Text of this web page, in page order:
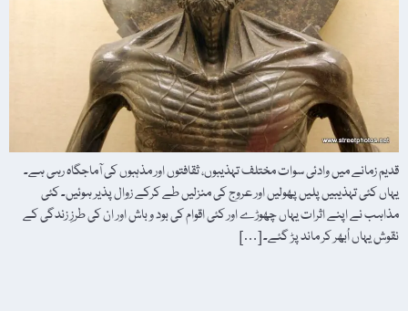
قدیم زمانے میں وادئی سوات مختلف تہذیبوں، ثقافتوں اور مذہبوں کی آماجگاہ رہی ہے۔
یہاں کئی تہذیبیں پلیں پھولیں اور عروج کی منزلیں طے کرکے زوال پذیر ہوئیں۔ کئی
مذاہب نے اپنے اثرات یہاں چھوڑے اور کئی اقوام کی بود و باش اور ان کی طرزِ زندگی کے
نقوش یہاں اُبھر کر ماند پڑ گئے۔ […]